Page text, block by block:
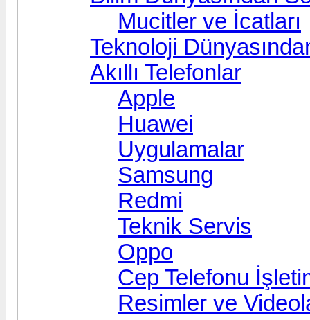
Mucitler ve İcatları
Teknoloji
Akıllı Telefonlar
Apple
Huawei
Uygulamalar
Samsung
Redmi
Teknik Servis
Oppo
Cep Telefonu
Resimler ve